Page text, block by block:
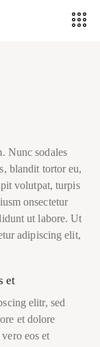
Nunc sodales
blandit tortor eu,
volutpat, turpis
onsectetur
ut labore. Ut
adipiscing elit,
et
elitr, sed
et dolore
eos et